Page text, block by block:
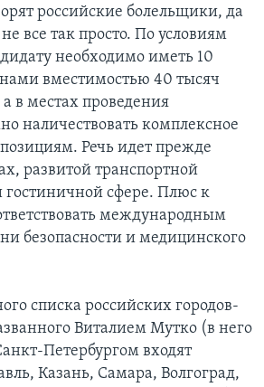
российские болельщики, да
все так просто. По условиям
необходимо иметь 10
вместимостью 40 тысяч
в местах проведения
наличествовать комплексное
Речь идет прежде
развитой транспортной
гостиничной сфере. Плюс к
международным
безопасности и медицинского
списка российских городов-
Виталием Мутко (в него
Петербургом входят
Казань, Самара, Волгоград,